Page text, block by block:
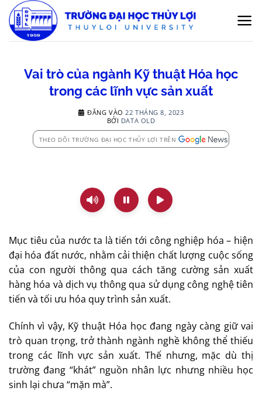
qua
nội
Vai trò của ngành Kỹ thuật Hóa học
trong các lĩnh vực sản xuất
ĐĂNG VÀO 22 THÁNG 8, 2023
BỞI DATA OLD
THEO DÕI TRƯỜNG ĐẠI HỌC THỦY LỢI TRÊN
Mục tiêu của nước ta là tiến tới công nghiệp hóa – hiện
đại hóa đất nước, nhằm cải thiện chất lượng cuộc sống
của con người thông qua cách tăng cường sản xuất
hàng hóa và dịch vụ thông qua sử dụng công nghệ tiên
tiến và tối ưu hóa quy trình sản xuất.
Chính vì vậy, Kỹ thuật Hóa học đang ngày càng giữ vai
trò quan trọng, trở thành ngành nghề không thể thiếu
trong các lĩnh vực sản xuất. Thế nhưng, mặc dù thị
trường đang “khát” nguồn nhân lực nhưng nhiều học
sinh lại chưa “mặn mà”.